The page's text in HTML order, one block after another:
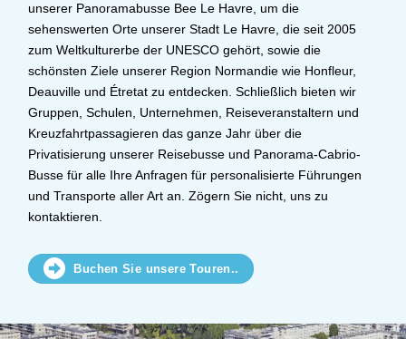
unserer Panoramabusse Bee Le Havre, um die
sehenswerten Orte unserer Stadt Le Havre, die seit 2005
zum Weltkulturerbe der UNESCO gehört, sowie die
schönsten Ziele unserer Region Normandie wie Honfleur,
Deauville und Étretat zu entdecken. Schließlich bieten wir
Gruppen, Schulen, Unternehmen, Reiseveranstaltern und
Kreuzfahrtpassagieren das ganze Jahr über die
Privatisierung unserer Reisebusse und Panorama-Cabrio-
Busse für alle Ihre Anfragen für personalisierte Führungen
und Transporte aller Art an.Zögern Sie nicht, uns zu
kontaktieren.
Buchen Sie unsere Touren..